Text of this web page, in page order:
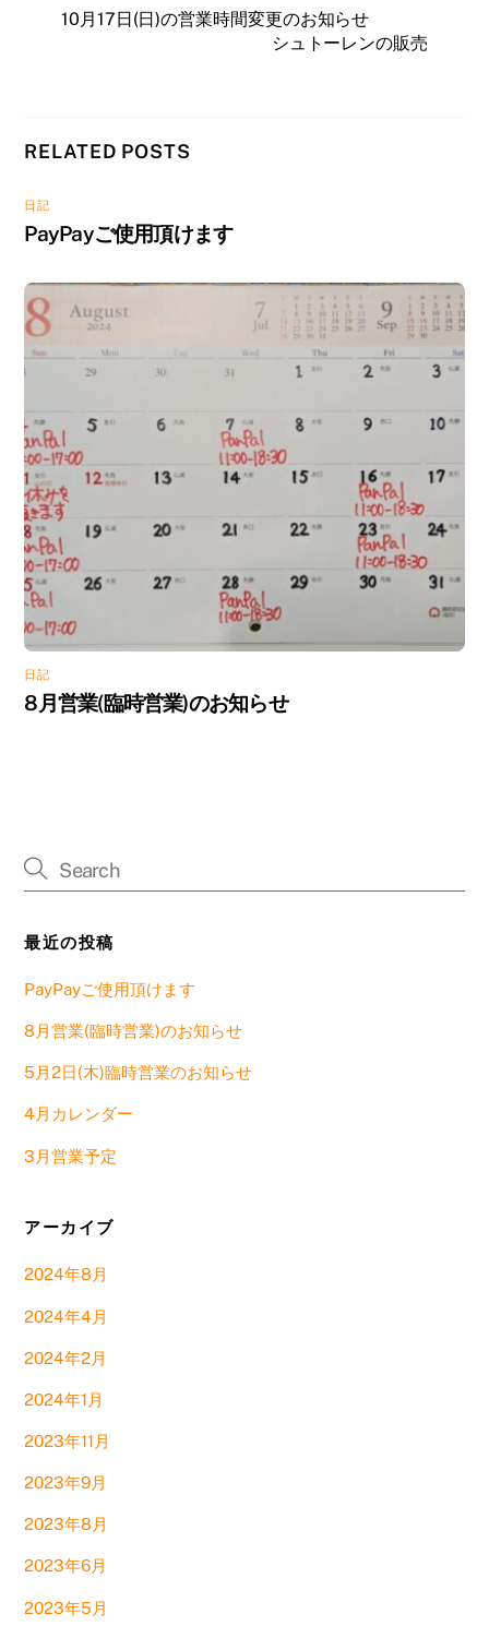
10月17日(日)の営業時間変更のお知らせ
シュトーレンの販売
RELATED POSTS
日記
PayPayご使用頂けます
日記
8月営業(臨時営業)のお知らせ
最近の投稿
PayPayご使用頂けます
8月営業(臨時営業)のお知らせ
5月2日(木)臨時営業のお知らせ
4月カレンダー
3月営業予定
アーカイブ
2024年8月
2024年4月
2024年2月
2024年1月
2023年11月
2023年9月
2023年8月
2023年6月
2023年5月